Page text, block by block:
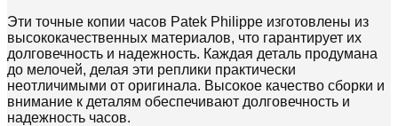
Эти точные копии часов Patek Philippe изготовлены из
высококачественных материалов, что гарантирует их
долговечность и надежность. Каждая деталь продумана
до мелочей, делая эти реплики практически
неотличимыми от оригинала. Высокое качество сборки и
внимание к деталям обеспечивают долговечность и
надежность часов.